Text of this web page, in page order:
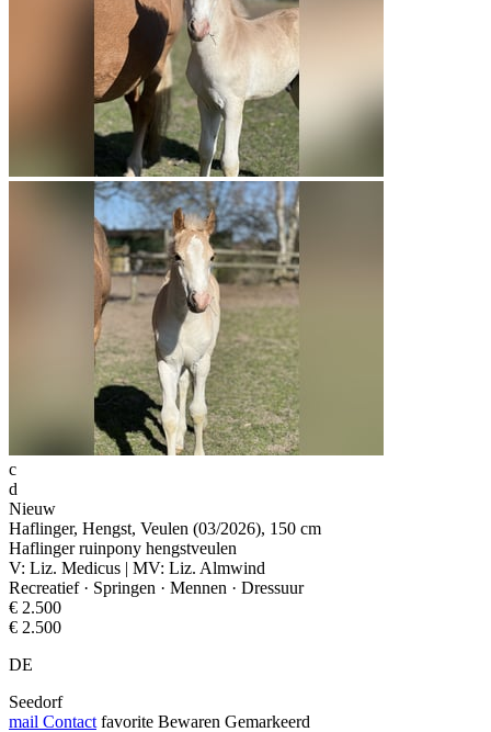
c
d
Nieuw
Haflinger, Hengst, Veulen (03/2026), 150 cm
Haflinger ruinpony hengstveulen
V: Liz. Medicus | MV: Liz. Almwind
Recreatief · Springen · Mennen · Dressuur
€ 2.500
€ 2.500
DE
Seedorf
mail Contact favorite Bewaren Gemarkeerd